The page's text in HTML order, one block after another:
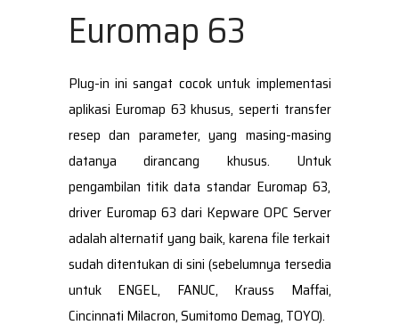
Euromap 63
Plug-in ini sangat cocok untuk implementasi
aplikasi Euromap 63 khusus, seperti transfer
resep dan parameter, yang masing-masing
datanya dirancang khusus. Untuk
pengambilan titik data standar Euromap 63,
driver Euromap 63 dari Kepware OPC Server
adalah alternatif yang baik, karena file terkait
sudah ditentukan di sini (sebelumnya tersedia
untuk ENGEL, FANUC, Krauss Maffai,
Cincinnati Milacron, Sumitomo Demag, TOYO).